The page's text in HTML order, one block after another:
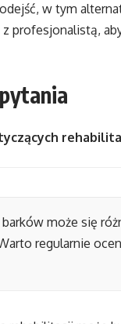
w tym
profesjonalistą,
może się
regularnie